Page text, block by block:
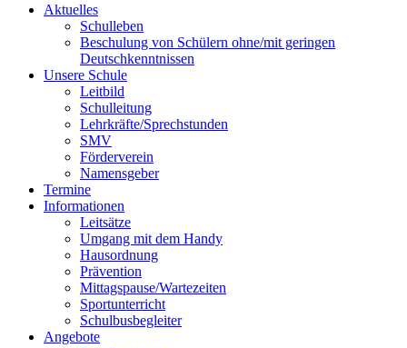
Aktuelles
Schulleben
Beschulung von Schülern ohne/mit geringen
Deutschkenntnissen
Unsere Schule
Leitbild
Schulleitung
Lehrkräfte/Sprechstunden
SMV
Förderverein
Namensgeber
Termine
Informationen
Leitsätze
Umgang mit dem Handy
Hausordnung
Prävention
Mittagspause/Wartezeiten
Sportunterricht
Schulbusbegleiter
Angebote